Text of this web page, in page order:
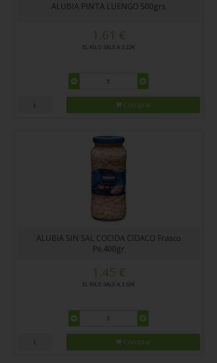
ALUBIA PINTA LUENGO 500grs
1.61 €
EL KILO SALE A 3.22€
Comprar
ALUBIA SIN SAL COCIDA CIDACO Frasco
Pe.400gr
1.45 €
EL KILO SALE A 3.63€
Comprar